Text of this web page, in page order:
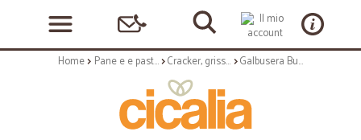
Home Pane e e pasticceria Cracker, grissini e vari Galbusera Buonpertutti Cracker con Farine di Legumi, Semi di Sesamo e Lino 240 gr.